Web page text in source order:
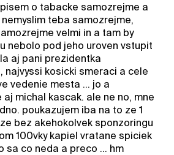
o tabacke samozrejme a
teba samozrejme,
velmi in a tam by
nebolo pod jeho uroven vstupit
aj pani prezidentka
najvyssi kosicki smeraci a cele
vedenie mesta ... jo a
michal kascak. ale ne no, mne
poukazujem iba na to ze 1
bez akehokolvek sponzoringu
100vky kapiel vratane spiciek
sa co neda a preco ... hm